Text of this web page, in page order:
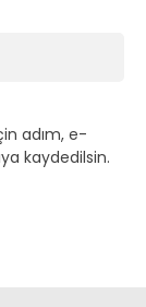
adım, e-
kaydedilsin.